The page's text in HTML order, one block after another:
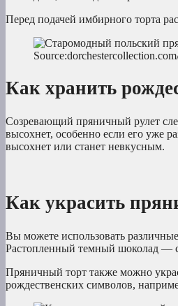
Перед подачей имбирного торта
Как хранить
Созревающий пряничный рулет
высохнет, особенно если его уже
высохнет или станет невкусным.
Как украсить
Вы можете использовать
Растопленный темный шоколад —
Пряничный торт также можно
рождественских символов,